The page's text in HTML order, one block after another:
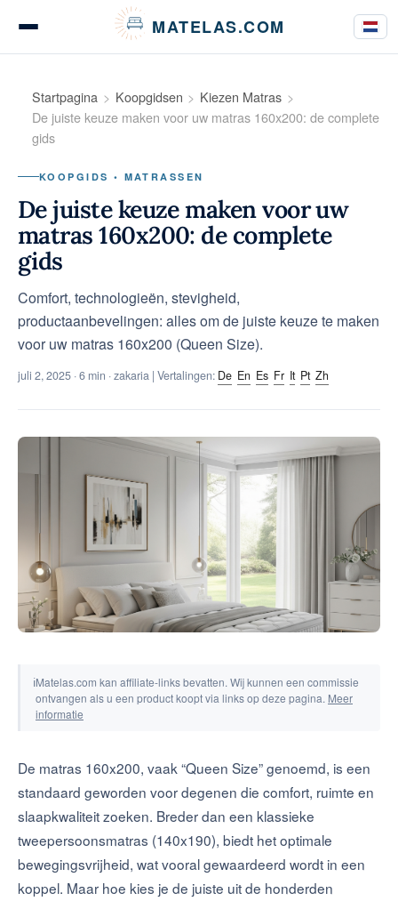
MATELAS.COM
Matrastests en beoordelingen
Tests van beddengoed
Koopgidsen
Advies
Tools & Simulators
Startpagina Koopgidsen
Kiezen Matras
De juiste keuze maken voor uw matras 160x200: de complete
gids
KOOPGIDS • MATRASSEN
De juiste keuze maken voor uw
matras 160x200: de complete
gids
Comfort, technologieën, stevigheid,
productaanbevelingen: alles om de juiste keuze te maken
voor uw matras 160x200 (Queen Size).
juli 2, 2025 · 6 min · zakaria | Vertalingen: De En Es Fr It Pt Zh
ℹMatelas.com kan affiliate-links bevatten. Wij kunnen een commissie
ontvangen als u een product koopt via links op deze pagina. Meer
informatie
De matras 160x200, vaak “Queen Size” genoemd, is een
standaard geworden voor degenen die comfort, ruimte en
slaapkwaliteit zoeken. Breder dan een klassieke
tweepersoonsmatras (140x190), biedt het optimale
bewegingsvrijheid, wat vooral gewaardeerd wordt in een
koppel. Maar hoe kies je de juiste uit de honderden
Cookies beheer paneel